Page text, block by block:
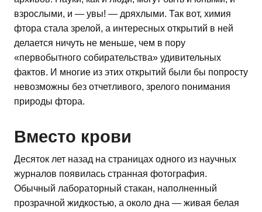
взрослыми, и — увы! — дряхлыми. Так вот, химия
фтора стала зрелой, а интересных открытий в ней
делается ничуть не меньше, чем в пору
«первобытного собирательства» удивительных
фактов. И многие из этих открытий были бы попросту
невозможны без отчетливого, зрелого понимания
природы фтора.
Вместо крови
Десяток лет назад на страницах одного из научных
журналов появилась странная фотография.
Обычный лабораторный стакан, наполненный
прозрачной жидкостью, а около дна — живая белая